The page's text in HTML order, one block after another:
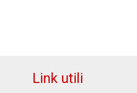
Link utili